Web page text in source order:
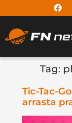
Tag:
Tic-Tac-
arrasta